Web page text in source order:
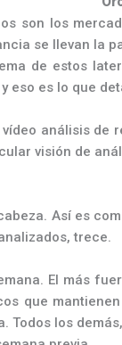
son los
se llevan la
de estos
eso es lo que
análisis
visión de
Así es
trece.
El más
que
Todos los